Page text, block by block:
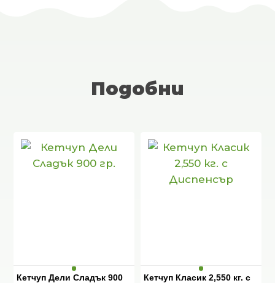
Подобни
Кетчуп Дели Сладък 900
Кетчуп Класик 2,550 кг. с